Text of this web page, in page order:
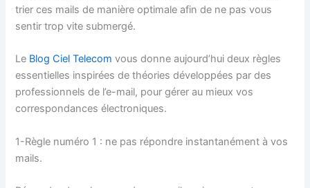
trier ces mails de manière optimale afin de ne pas vous
sentir trop vite submergé.
Le Blog Ciel Telecom vous donne aujourd’hui deux règles
essentielles inspirées de théories développées par des
professionnels de l’e-mail, pour gérer au mieux vos
correspondances électroniques.
1-Règle numéro 1 : ne pas répondre instantanément à vos
mails.